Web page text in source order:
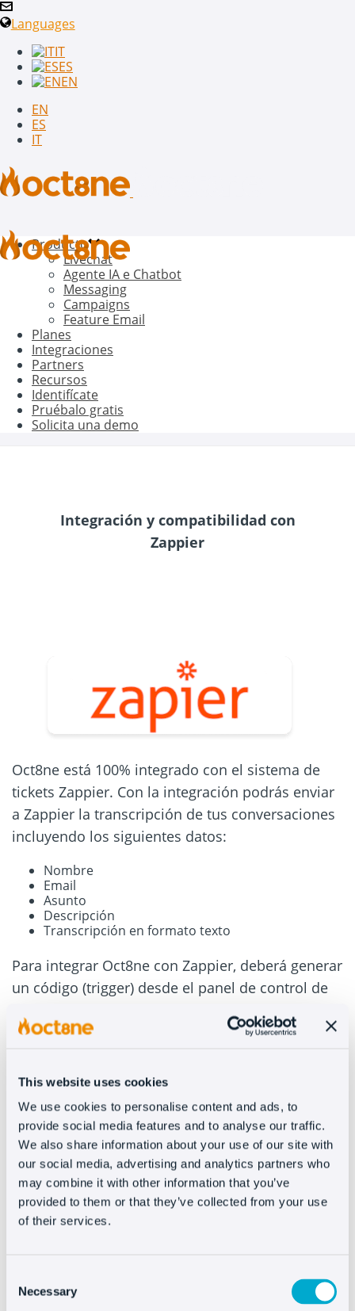
This website uses cookies
We use cookies to personalise content and ads, to
provide social media features and to analyse our traffic.
We also share information about your use of our site with
our social media, advertising and analytics partners who
may combine it with other information that you’ve
provided to them or that they’ve collected from your use
of their services.
Selection
Necessary
Languages
IT
ES
EN
EN
ES
IT
Producto
Livechat
Agente IA e Chatbot
Messaging
Campaigns
Feature Email
Planes
Integraciones
Partners
Recursos
Identifícate
Pruébalo gratis
Solicita una demo
Integración y compatibilidad con
Zappier
Oct8ne está 100% integrado con el sistema de
tickets Zappier. Con la integración podrás enviar
a Zappier la transcripción de tus conversaciones
incluyendo los siguientes datos:
Nombre
Email
Asunto
Descripción
Transcripción en formato texto
Para integrar Oct8ne con Zappier, deberá generar
un código (trigger) desde el panel de control de
técnico en support@oct8ne.com.
Integrar Oct8ne es muy